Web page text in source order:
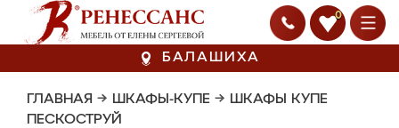
0
БАЛАШИХА
ГЛАВНАЯ → ШКАФЫ-КУПЕ → ШКАФЫ КУПЕ
ПЕСКОСТРУЙ